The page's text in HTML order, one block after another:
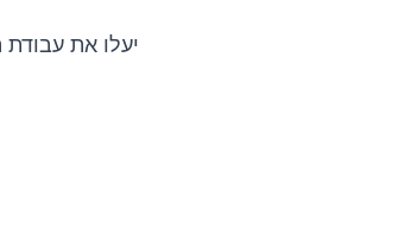
יעלו את